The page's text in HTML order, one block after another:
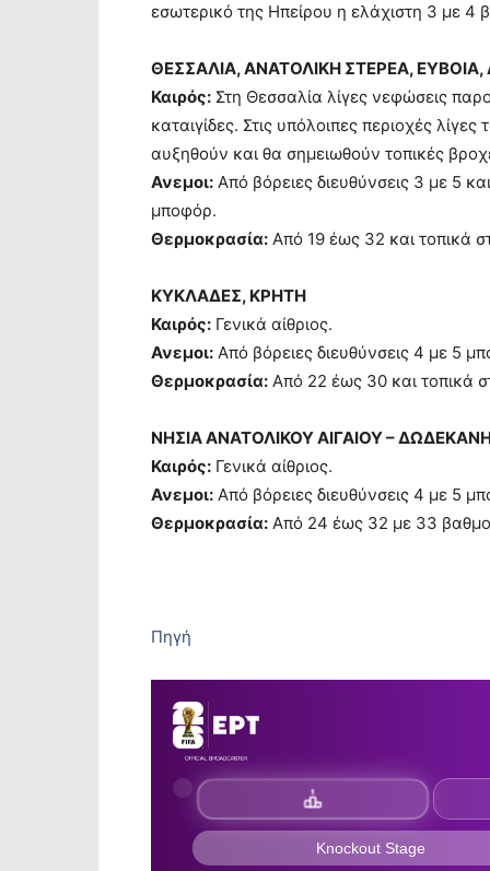
εσωτερικό της Ηπείρου η ελάχιστη 3 με 4
ΘΕΣΣΑΛΙΑ, ΑΝΑΤΟΛΙΚΗ ΣΤΕΡΕΑ,
Καιρός: Στη Θεσσαλία λίγες νεφώσεις
καταιγίδες. Στις υπόλοιπες περιοχές
αυξηθούν και θα σημειωθούν τοπικές
Ανεμοι: Από βόρειες διευθύνσεις 3 με 5
μποφόρ.
Θερμοκρασία: Από 19 έως 32 και τοπικά
ΚΥΚΛΑΔΕΣ, ΚΡΗΤΗ
Καιρός: Γενικά αίθριος.
Ανεμοι: Από βόρειες διευθύνσεις 4 με 5
Θερμοκρασία: Από 22 έως 30 και τοπικά
ΝΗΣΙΑ ΑΝΑΤΟΛΙΚΟΥ ΑΙΓΑΙΟΥ –
Καιρός: Γενικά αίθριος.
Ανεμοι: Από βόρειες διευθύνσεις 4 με 5
Θερμοκρασία: Από 24 έως 32 με 33
Πηγή